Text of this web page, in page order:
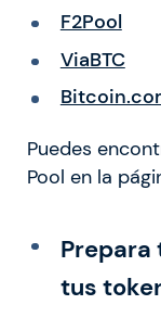
F2Pool
ViaBTC
Puedes
Pool en la
Prepara
tus